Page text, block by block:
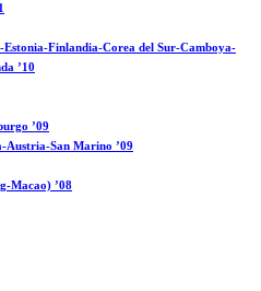
Finlandia-Corea del Sur-Camboya-
’10
’09
Austria-San Marino ’09
Macao) ’08